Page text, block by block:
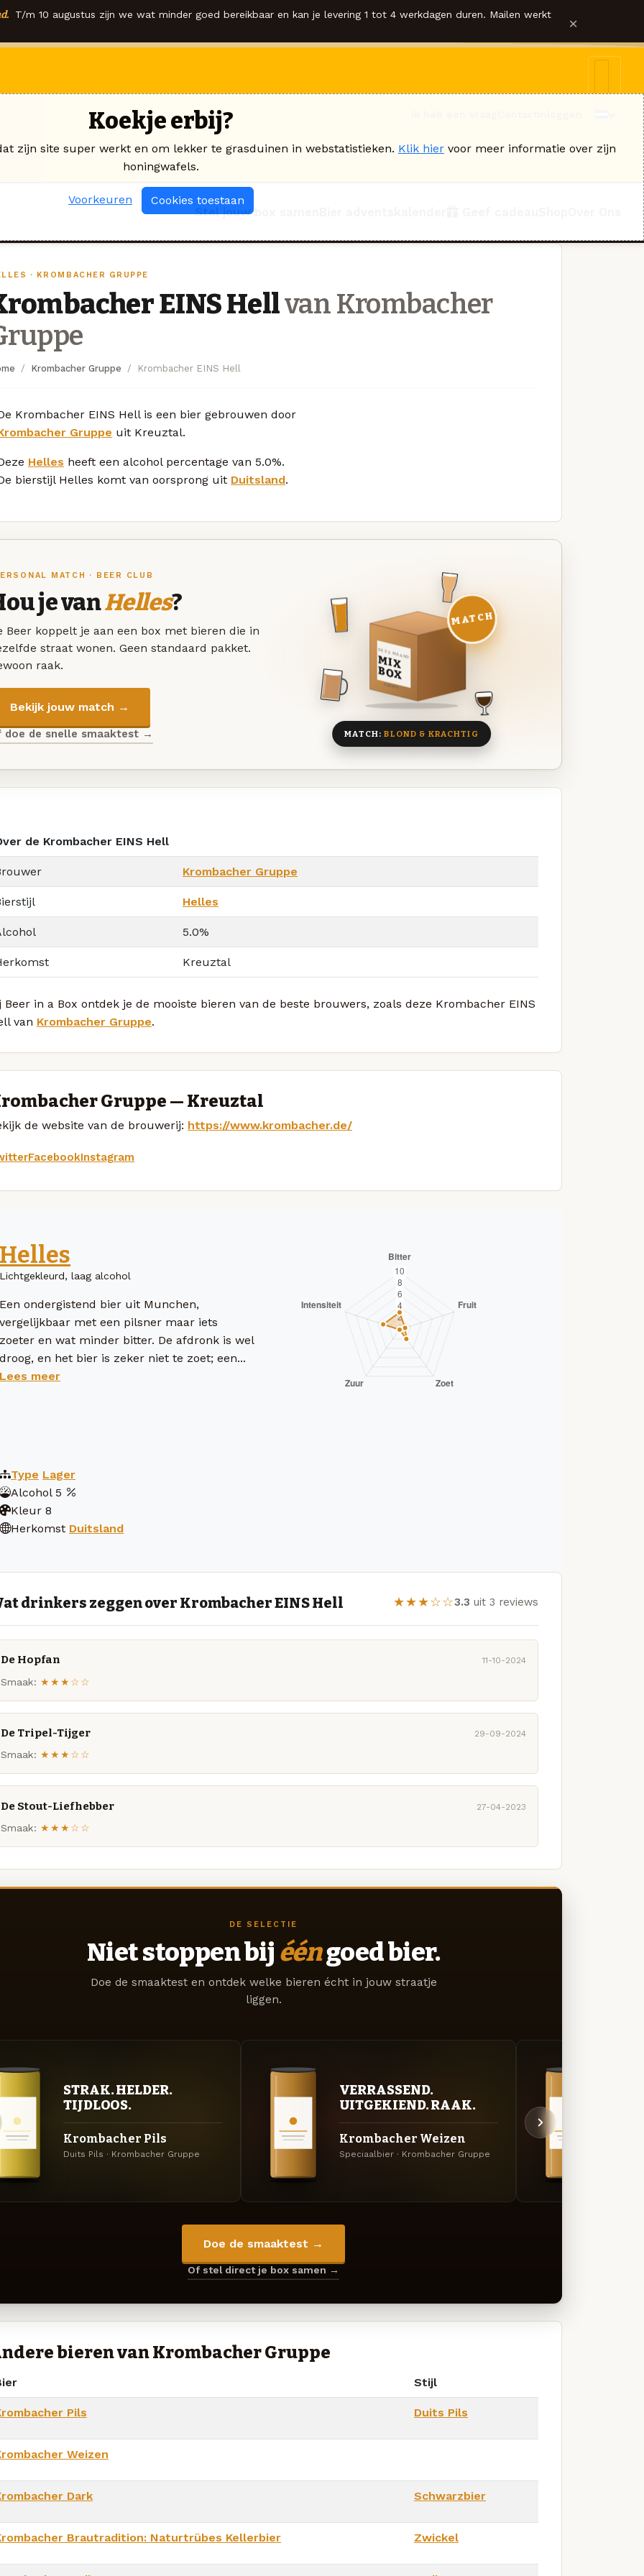
T/m 10 augustus zijn we wat minder goed bereikbaar en kan je levering 1 tot 4 werkdagen duren. Mailen werkt ×
Stel jouw box samen
· KROMBACHER GRUPPE
EINS Hellvan Krombacher
Krombacher Gruppe Krombacher EINS Hell
Krombacher EINS Hell is een bier gebrouwen door
Gruppe uit Kreuztal.
Helles heeft een alcohol percentage van 5.0%.
bierstijl Helles komt van oorsprong uit Duitsland.
MATCH · BEER CLUB
je vanHelles?
Beer koppelt je aan een box met bieren die in
straat wonen. Geen standaard pakket.
raak.
Bekijk jouw match →
doe de snelle smaaktest →
DEZE MAAND
MIX
BOX
8 BIEREN
MATCH
MATCH:BLOND & KRACHTIG
de Krombacher EINS Hell
Krombacher Gruppe
Helles
5.0%
Kreuztal
Beer in a Box ontdek je de mooiste bieren van de beste brouwers, zoals deze Krombacher EINS
van Krombacher Gruppe.
Gruppe — Kreuztal
de website van de brouwerij: https://www.krombacher.de/
FacebookInstagram
Helles
Lichtgekleurd, laag alcohol
Een ondergistend bier uit Munchen,
vergelijkbaar met een pilsner maar iets
zoeter en wat minder bitter. De afdronk is wel
droog, en het bier is zeker niet te zoet; een...
Lees meer
Type Lager
Alcohol 5
Kleur 8
Herkomst Duitsland
drinkers zeggen over Krombacher EINS Hell ★★★☆☆3.3 uit 3 reviews
De Hopfan 11-10-2024
Smaak: ★★★☆☆
De Tripel-Tijger 29-09-2024
Smaak: ★★★☆☆
De Stout-Liefhebber 27-04-2023
Smaak: ★★★☆☆
DE SELECTIE
Niet stoppen bij ééngoed bier.
Doe de smaaktest en ontdek welke bieren écht in jouw straatje
liggen.
STRAK. HELDER.
TIJDLOOS.
Krombacher Pils
Duits Pils · Krombacher Gruppe
VERRASSEND.
UITGEKIEND. RAAK.
Krombacher Weizen
Speciaalbier · Krombacher Gruppe
Doe de smaaktest →
Of stel direct je box samen →
bieren van Krombacher Gruppe
Stijl
Pils Duits Pils
Weizen
Dark Schwarzbier
Brautradition: Naturtrübes Kellerbier Zwickel
Koekje erbij?
zijn site super werkt en om lekker te grasduinen in webstatistieken. Klik hier voor meer informatie over zijn
honingwafels.
Voorkeuren Cookies toestaan